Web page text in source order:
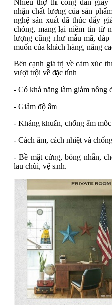
Nhiều thợ thi công dán giấy
nhận chất lượng của sản
nghệ sản xuất đã thúc đẩy
chóng, mang lại niềm tin từ
lượng cũng như mẫu mã,
muốn của khách hàng, nâng
Bên cạnh giá trị về cảm xúc
vượt trội về đặc tính
- Có khả năng làm giảm nồng
- Giảm độ ẩm
- Kháng khuẩn, chống ẩm mốc.
- Cách âm, cách nhiệt và
- Bề mặt cứng, bóng nhẵn,
lau chùi, vệ sinh.